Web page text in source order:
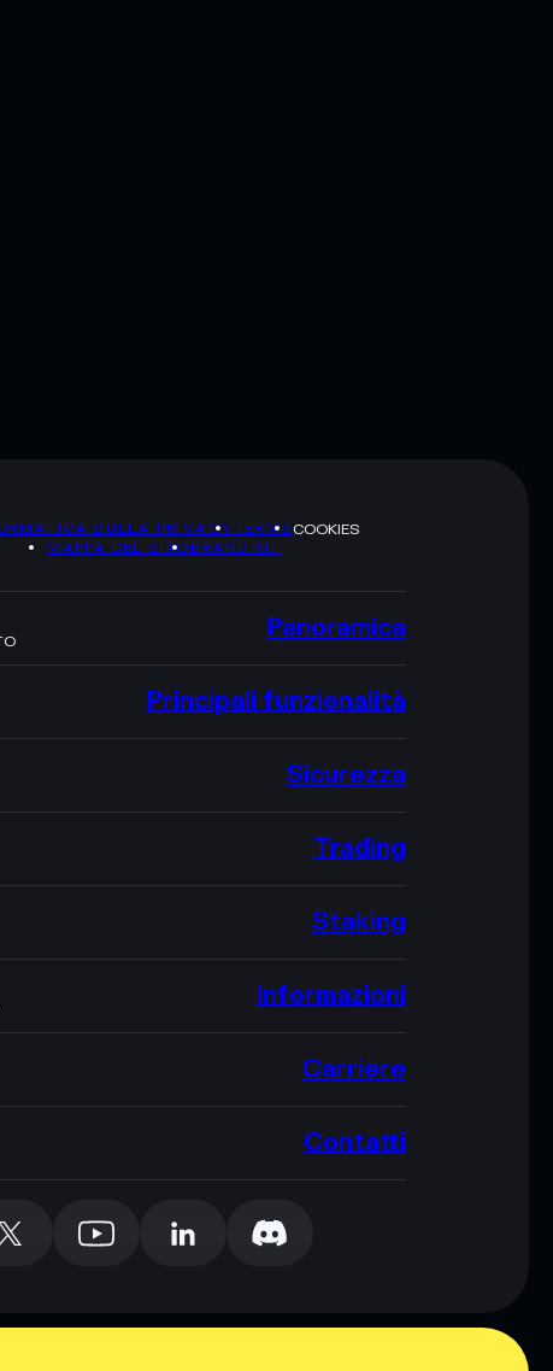
SULLA PRIVACYTERMSCOOKIES
MAPPA DEL SITOBRAND KIT
Panoramica
Principali funzionalità
Sicurezza
Trading
Staking
Informazioni
Carriere
Contatti